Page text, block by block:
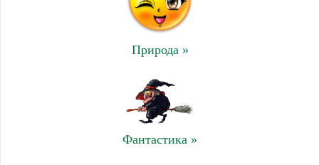
Природа »
Фантастика »